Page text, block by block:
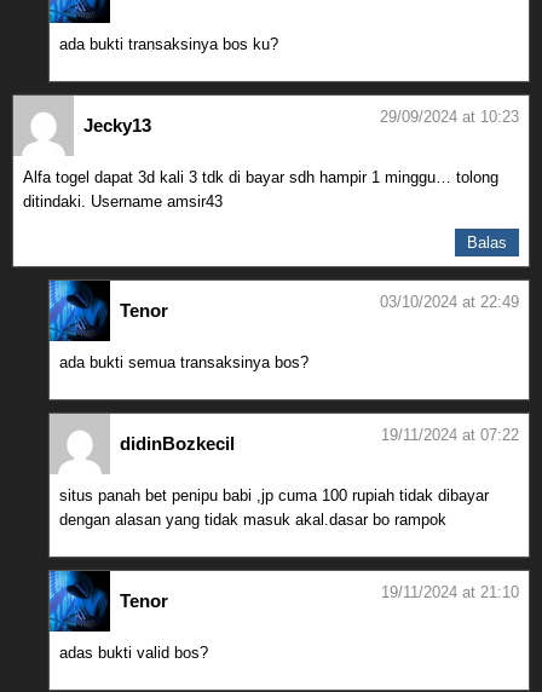
ada bukti transaksinya bos ku?
Jecky13 29/09/2024 at 10:23
Alfa togel dapat 3d kali 3 tdk di bayar sdh hampir 1 minggu… tolong
ditindaki. Username amsir43
Balas
Tenor 03/10/2024 at 22:49
ada bukti semua transaksinya bos?
didinBozkecil 19/11/2024 at 07:22
situs panah bet penipu babi ,jp cuma 100 rupiah tidak dibayar
dengan alasan yang tidak masuk akal.dasar bo rampok
Tenor 19/11/2024 at 21:10
adas bukti valid bos?